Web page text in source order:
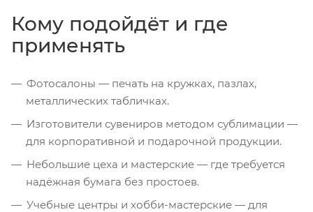
Кому подойдёт и где
применять
Фотосалоны — печать на кружках, пазлах,
металлических табличках.
Изготовители сувениров методом сублимации —
для корпоративной и подарочной продукции.
Небольшие цеха и мастерские — где требуется
надёжная бумага без простоев.
Учебные центры и хобби-мастерские — для